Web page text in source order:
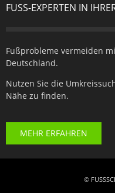
FUSS-EXPERTEN IN
Fußprobleme vermeiden
Deutschland.
Nutzen Sie die
Nähe zu finden.
MEHR ERFAHREN
©